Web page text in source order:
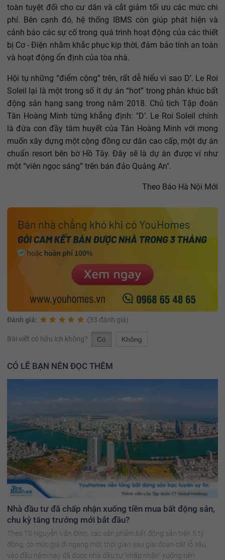
toàn tuyệt đối cho cư dân và cắt giảm tối ưu các mức chi
phí. Bên cạnh đó, hệ thống IBMS còn giúp phát hiện và
cảnh báo các sự cố trong quá trình hoạt động của các thiết
bị Cơ - Điện nhằm khắc phục kịp thời, đảm bảo tính an toàn
và hoạt động ổn định của tòa nhà.
Hội tụ những “điểm cộng” trên, rất dễ hiểu vì sao D’. Le Roi
Soleil lại là một trong số ít dự án “hot” trong phân khúc bất
động sản hạng sang trong năm 2018. Chủ tịch Tập đoàn
Tân Hoàng Minh từng khẳng định: "D’. Le Roi Soleil chính
là đứa con đầy tâm huyết của Tân Hoàng Minh với mong
muốn xây dựng một cộng đồng cư dân cao cấp, một dự án
chuẩn resort bên bờ Hồ Tây. Đây sẽ là dự án được ví như
một “viên ngọc sáng” trên bán đảo Quảng An".
Theo Báo Hà Nội Mới
Đánh giá: (33 đánh giá)
Bài viết có hữu ích không? Có Không
CÓ LẼ BẠN NÊN ĐỌC THÊM
Nhà đầu tư đã chấp nhận xuống tiền mua bất động sản,
chu kỳ tăng trưởng mới bắt đầu?
Theo TS Nguyễn Văn Đính, các sản phẩm bất động sản trên 5 tỷ
đồng, có mức giá đi ngang một thời gian sau giai đoạn cắt lỗ sâu
vào đầu năm nay đã được nhà đầu tư "chấp nhận" xuống tiền